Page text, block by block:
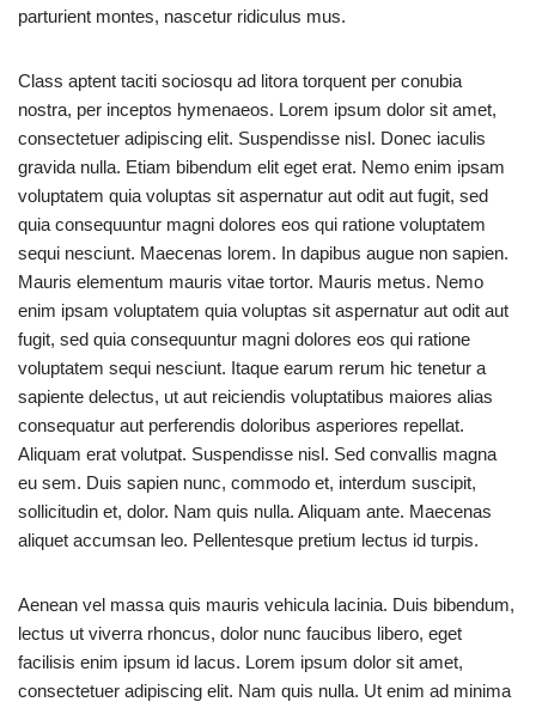
parturient montes, nascetur ridiculus mus.
Class aptent taciti sociosqu ad litora torquent per conubia
nostra, per inceptos hymenaeos. Lorem ipsum dolor sit amet,
consectetuer adipiscing elit. Suspendisse nisl. Donec iaculis
gravida nulla. Etiam bibendum elit eget erat. Nemo enim ipsam
voluptatem quia voluptas sit aspernatur aut odit aut fugit, sed
quia consequuntur magni dolores eos qui ratione voluptatem
sequi nesciunt. Maecenas lorem. In dapibus augue non sapien.
Mauris elementum mauris vitae tortor. Mauris metus. Nemo
enim ipsam voluptatem quia voluptas sit aspernatur aut odit aut
fugit, sed quia consequuntur magni dolores eos qui ratione
voluptatem sequi nesciunt. Itaque earum rerum hic tenetur a
sapiente delectus, ut aut reiciendis voluptatibus maiores alias
consequatur aut perferendis doloribus asperiores repellat.
Aliquam erat volutpat. Suspendisse nisl. Sed convallis magna
eu sem. Duis sapien nunc, commodo et, interdum suscipit,
sollicitudin et, dolor. Nam quis nulla. Aliquam ante. Maecenas
aliquet accumsan leo. Pellentesque pretium lectus id turpis.
Aenean vel massa quis mauris vehicula lacinia. Duis bibendum,
lectus ut viverra rhoncus, dolor nunc faucibus libero, eget
facilisis enim ipsum id lacus. Lorem ipsum dolor sit amet,
consectetuer adipiscing elit. Nam quis nulla. Ut enim ad minima